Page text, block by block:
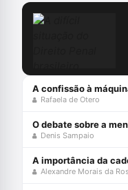
A confissão à
Rafaela de Otero
Denis Sampaio
Alexandre Morais da